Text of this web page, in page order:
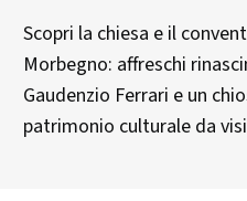
Scopri la chiesa e il
Morbegno: affreschi
Gaudenzio Ferrari e un
patrimonio culturale da